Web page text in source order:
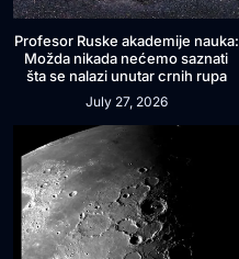
Profesor Ruske akademije nauka:
Možda nikada nećemo saznati
šta se nalazi unutar crnih rupa
July 27, 2026